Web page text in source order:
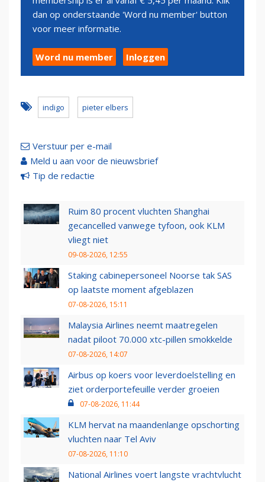
dan op onderstaande 'Word nu member' button
voor meer informatie.
Word nu member Inloggen
indigo pieter elbers
Verstuur per e-mail
Meld u aan voor de nieuwsbrief
Tip de redactie
Ruim 80 procent vluchten Shanghai
gecancelled vanwege tyfoon, ook KLM
vliegt niet
09-08-2026, 12:55
Staking cabinepersoneel Noorse tak SAS
op laatste moment afgeblazen
07-08-2026, 15:11
Malaysia Airlines neemt maatregelen
nadat piloot 70.000 xtc-pillen smokkelde
07-08-2026, 14:07
Airbus op koers voor leverdoelstelling en
ziet orderportefeuille verder groeien
07-08-2026, 11:44
KLM hervat na maandenlange opschorting
vluchten naar Tel Aviv
07-08-2026, 11:10
National Airlines voert langste vrachtvlucht